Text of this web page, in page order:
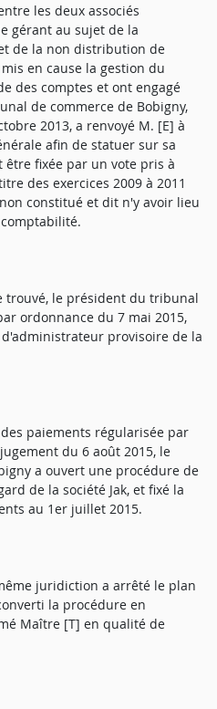
les deux associés
gérant au sujet de la
de la non distribution de
en cause la gestion du
des comptes et ont engagé
de commerce de Bobigny,
2013, a renvoyé M. [E] à
afin de statuer sur sa
fixée par un vote pris à
des exercices 2009 à 2011
constitué et dit n'y avoir lieu
trouvé, le président du tribunal
ordonnance du 7 mai 2015,
provisoire de la
paiements régularisée par
du 6 août 2015, le
a ouvert une procédure de
de la société Jak, et fixé la
au 1er juillet 2015.
juridiction a arrêté le plan
la procédure en
Maître [T] en qualité de